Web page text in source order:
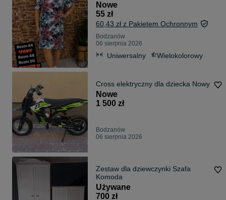
Nowe
55 zł
60,43 zł z Pakietem Ochronnym
Bodzanów
06 sierpnia 2026
Uniwersalny Wielokolorowy
Cross elektryczny dla dziecka Nowy
Nowe
1 500 zł
Bodzanów
06 sierpnia 2026
Zestaw dla dziewczynki Szafa
Komoda
Używane
700 zł